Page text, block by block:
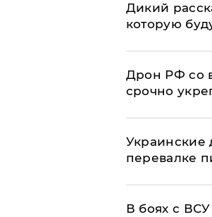
Дикий
которую
​Дрон РФ со
срочно
Украинские
перевалке
В боях с